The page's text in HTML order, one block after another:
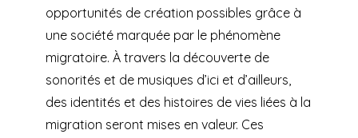
opportunités de création possibles grâce à
une société marquée par le phénomène
migratoire. À travers la découverte de
sonorités et de musiques d’ici et d’ailleurs,
des identités et des histoires de vies liées à la
migration seront mises en valeur. Ces